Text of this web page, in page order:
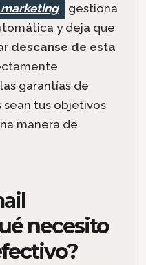
gestiona
y deja que
descanse de esta
garantías de
tus objetivos
manera de
necesito